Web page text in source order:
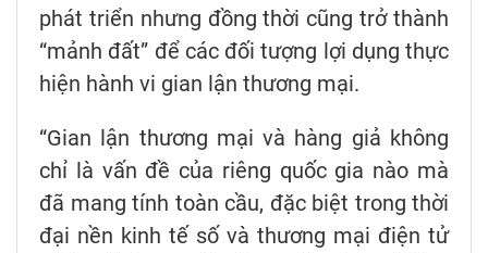
phát triển nhưng đồng thời cũng trở thành
“mảnh đất” để các đối tượng lợi dụng thực
hiện hành vi gian lận thương mại.
“Gian lận thương mại và hàng giả không
chỉ là vấn đề của riêng quốc gia nào mà
đã mang tính toàn cầu, đặc biệt trong thời
đại nền kinh tế số và thương mại điện tử